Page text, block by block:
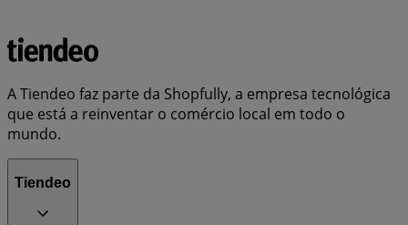
A Tiendeo faz parte da Shopfully, a empresa tecnológica
que está a reinventar o comércio local em todo o
mundo.
Tiendeo